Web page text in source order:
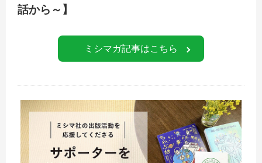
話から～】
ミシマガ記事はこちら